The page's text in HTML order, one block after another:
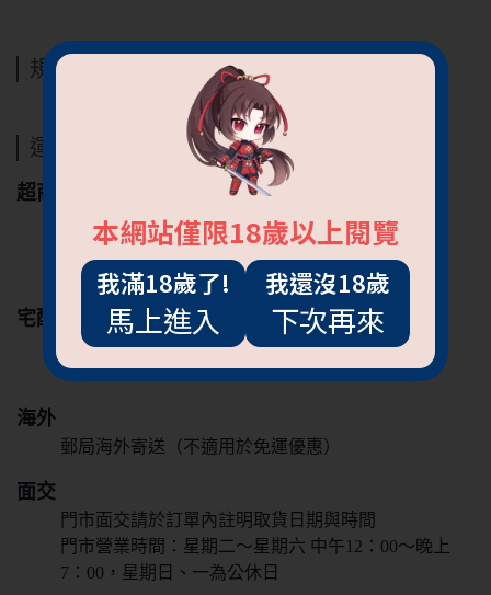
本網站僅限18歲以上閱覽
我滿18歲了!
馬上進入
我還沒18歲
下次再來
抱歉!必須年滿18歲
規格說明
運送方式
超商
全家
萊爾富
宅配
黑貓宅急便
新竹物流
海外
郵局海外寄送（不適用於免運優惠）
面交
門市面交請於訂單內註明取貨日期與時間
門市營業時間：星期二～星期六 中午12：00～晚上
7：00，星期日、一為公休日